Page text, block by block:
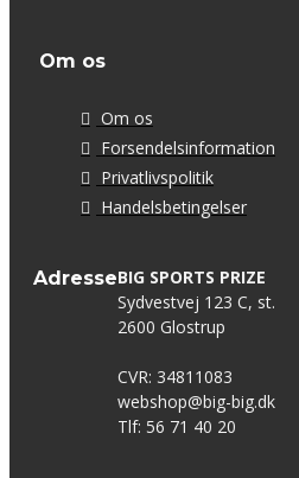
Om os
Om os
Forsendelsinformation
Privatlivspolitik
Handelsbetingelser
AdresseBIG SPORTS PRIZE
Sydvestvej 123 C, st.
2600 Glostrup
CVR: 34811083
webshop@big-big.dk
Tlf: 56 71 40 20